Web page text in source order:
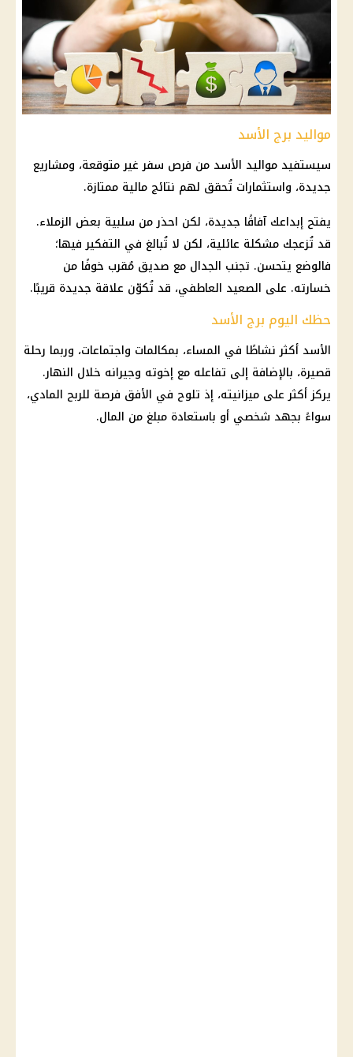
مواليد برج الأسد
سيستفيد مواليد الأسد من فرص سفر غير متوقعة، ومشاريع
جديدة، واستثمارات تُحقق لهم نتائج مالية ممتازة.
يفتح إبداعك آفاقًا جديدة، لكن احذر من سلبية بعض الزملاء.
قد تُزعجك مشكلة عائلية، لكن لا تُبالغ في التفكير فيها؛
فالوضع يتحسن. تجنب الجدال مع صديق مُقرب خوفًا من
خسارته. على الصعيد العاطفي، قد تُكوّن علاقة جديدة قريبًا.
حظك اليوم برج الأسد
الأسد أكثر نشاطًا في المساء، بمكالمات واجتماعات، وربما رحلة
قصيرة، بالإضافة إلى تفاعله مع إخوته وجيرانه خلال النهار.
يركز أكثر على ميزانيته، إذ تلوح في الأفق فرصة للربح المادي،
سواءً بجهد شخصي أو باستعادة مبلغ من المال.